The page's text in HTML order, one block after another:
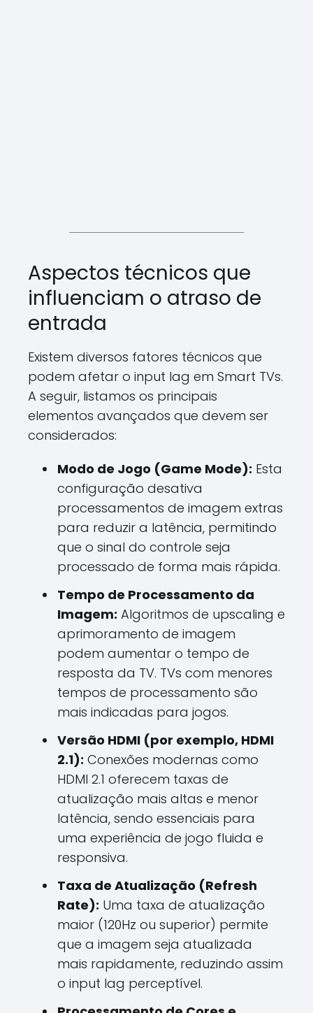
Aspectos técnicos que
influenciam o atraso de
entrada
Existem diversos fatores técnicos que
podem afetar o input lag em Smart TVs.
A seguir, listamos os principais
elementos avançados que devem ser
considerados:
Modo de Jogo (Game Mode): Esta
configuração desativa
processamentos de imagem extras
para reduzir a latência, permitindo
que o sinal do controle seja
processado de forma mais rápida.
Tempo de Processamento da
Imagem: Algoritmos de upscaling e
aprimoramento de imagem
podem aumentar o tempo de
resposta da TV. TVs com menores
tempos de processamento são
mais indicadas para jogos.
Versão HDMI (por exemplo, HDMI
2.1): Conexões modernas como
HDMI 2.1 oferecem taxas de
atualização mais altas e menor
latência, sendo essenciais para
uma experiência de jogo fluida e
responsiva.
Taxa de Atualização (Refresh
Rate): Uma taxa de atualização
maior (120Hz ou superior) permite
que a imagem seja atualizada
mais rapidamente, reduzindo assim
o input lag perceptível.